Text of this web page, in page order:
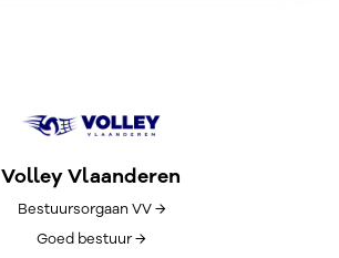
Volley Vlaanderen
Bestuursorgaan VV →
Goed bestuur →